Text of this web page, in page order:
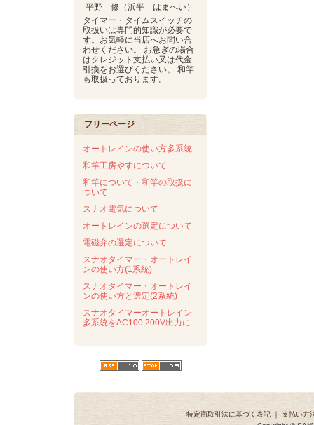
平野 修（浜平 はまへい）
タイマー・タイムスイッチの
取扱いは専門的知識が必要で
す。お気軽に当店へお問い合
わせください。 お急ぎの場合
はクレジット支払い又は代金
引換をお選びください。 和竿
も取扱っております。
フリーページ
オートレインの使い方多系統
和竿工房やすについて
和竿について・和竿の取扱に
ついて
スナオ電気について
オートレインの選定について
電磁弁の選定について
スナオタイマー・オートレイ
ンの使い方(1系統)
スナオタイマー・オートレイ
ンの使い方と選定(2系統)
スナオタイマーオートレイン
多系統をAC100,200V出力に
特定商取引法に基づく表記 ｜ 支払い方